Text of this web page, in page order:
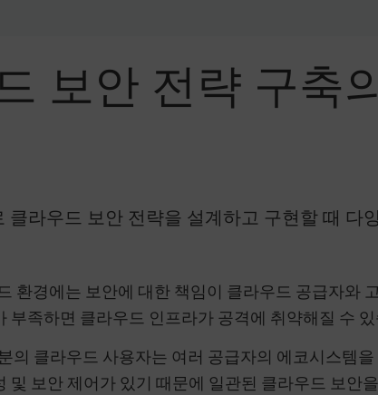
보안 전략 구축
클라우드 보안 전략을 설계하고 구현할 때
환경에는 보안에 대한 책임이 클라우드 공급자와
부족하면 클라우드 인프라가 공격에 취약해질 수
의 클라우드 사용자는 여러 공급자의 에코시스템
및 보안 제어가 있기 때문에 일관된 클라우드 보안